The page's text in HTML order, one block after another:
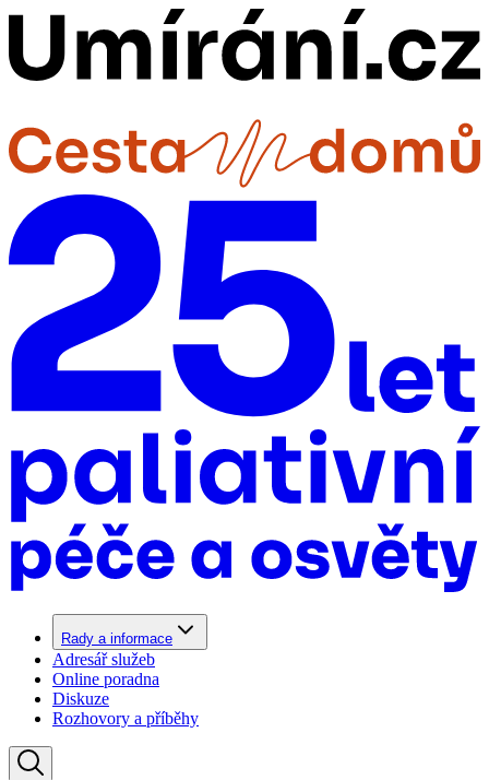
Rady a informace
Adresář služeb
Online poradna
Diskuze
Rozhovory a příběhy